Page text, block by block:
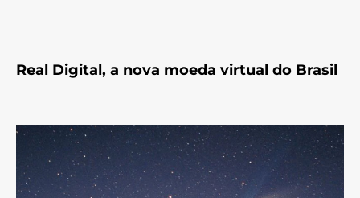
Real Digital, a nova moeda virtual do Brasil